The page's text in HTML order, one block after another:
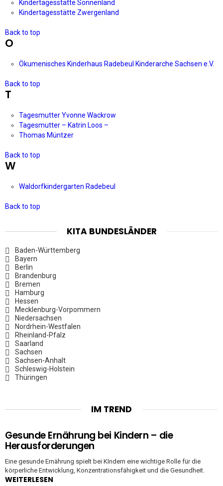
Kindertagesstätte Sonnenland
Kindertagesstätte Zwergenland
Back to top
O
Ökumenisches Kinderhaus Radebeul Kinderarche Sachsen e.V.
Back to top
T
Tagesmutter Yvonne Wackrow
Tagesmutter – Katrin Loos –
Thomas Müntzer
Back to top
W
Waldorfkindergarten Radebeul
Back to top
KITA BUNDESLÄNDER
Baden-Württemberg
Bayern
Berlin
Brandenburg
Bremen
Hamburg
Hessen
Mecklenburg-Vorpommern
Niedersachsen
Nordrhein-Westfalen
Rheinland-Pfalz
Saarland
Sachsen
Sachsen-Anhalt
Schleswig-Holstein
Thüringen
IM TREND
Gesunde Ernährung bei Kindern – die
Herausforderungen
Eine gesunde Ernährung spielt bei KIndern eine wichtige Rolle für die
körperliche Entwicklung, Konzentrationsfähigkeit und die Gesundheit.
WEITERLESEN